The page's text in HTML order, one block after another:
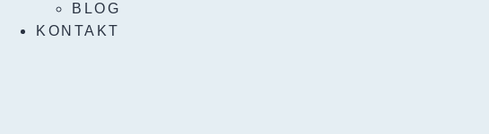
BLOG
KONTAKT